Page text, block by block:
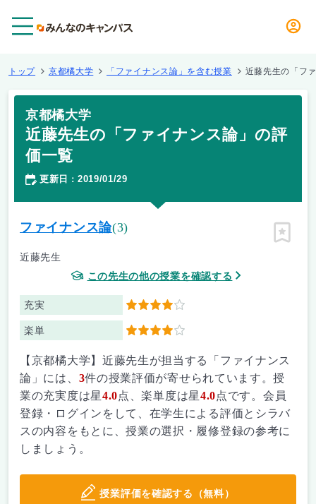
トップ 京都橘大学 「ファイナンス論」を含む授業 近藤先生の「フ
京都橘大学
近藤先生の「ファイナンス論」の評
価一覧
更新日 ： 2019/01/29
ファイナンス論(3)
近藤先生
この先生の他の授業を確認する
充実 4
楽単 4
ピン留
【京都橘大学】近藤先生が担当する「ファイナンス
論」には、 3件の授業評価が寄せられています。授
業の充実度は星4.0点、楽単度は星4.0点です。会員
登録・ログインをして、在学生による評価とシラバ
スの内容をもとに、授業の選択・履修登録の参考に
しましょう。
授業評価を確認する（無料）